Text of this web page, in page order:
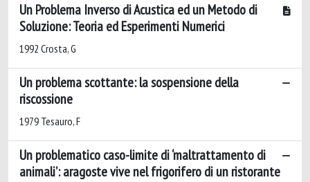
Un Problema Inverso di Acustica ed un Metodo di
Soluzione: Teoria ed Esperimenti Numerici
1992 Crosta, G
Un problema scottante: la sospensione della
riscossione
1979 Tesauro, F
Un problematico caso-limite di ‘maltrattamento di
animali’: aragoste vive nel frigorifero di un ristorante